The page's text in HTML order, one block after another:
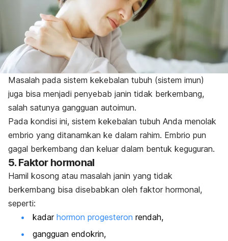
Masalah pada sistem kekebalan tubuh (sistem imun)
juga bisa menjadi penyebab janin tidak berkembang,
salah satunya gangguan autoimun.
Pada kondisi ini, sistem kekebalan tubuh Anda menolak
embrio yang ditanamkan ke dalam rahim. Embrio pun
gagal berkembang dan keluar dalam bentuk keguguran.
5. Faktor hormonal
Hamil kosong atau masalah janin yang tidak
berkembang bisa disebabkan oleh faktor hormonal,
seperti:
kadar hormon progesteron rendah,
gangguan endokrin,